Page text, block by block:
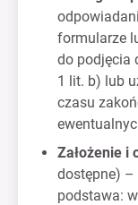
formularze
do podjęcia
1 lit. b) lub
czasu
Założenie i
dostępne) –
podstawa: